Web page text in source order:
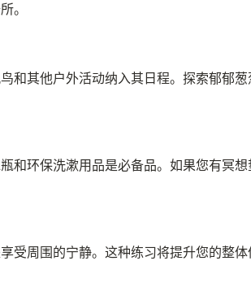
。
和其他户外活动纳入其日程。探索郁郁葱
和环保洗漱用品是必备品。如果您有冥想
受周围的宁静。这种练习将提升您的整体